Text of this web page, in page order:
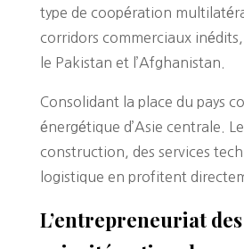
type de coopération
corridors commerciaux
le Pakistan et l’Afghanistan.
Consolidant la place du pays
énergétique d’Asie centrale.
construction, des services
logistique en profitent
L’entrepreneuriat